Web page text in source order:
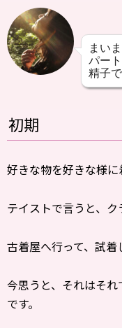
まい
パー
精子
初期
好きな物を好きな様に
テイストで言うと、ク
古着屋へ行って、試着
今思うと、それはそ
です。